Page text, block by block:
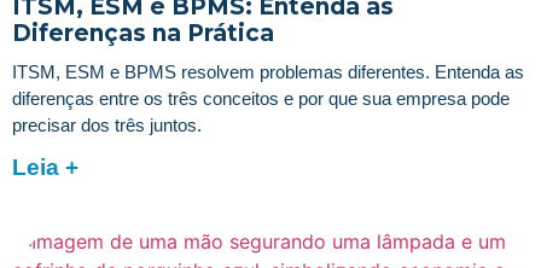
ITSM, ESM e BPMS: Entenda as
Diferenças na Prática
ITSM, ESM e BPMS resolvem problemas diferentes. Entenda as
diferenças entre os três conceitos e por que sua empresa pode
precisar dos três juntos.
Leia +